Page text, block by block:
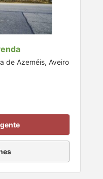
de Azeméis, Aveiro